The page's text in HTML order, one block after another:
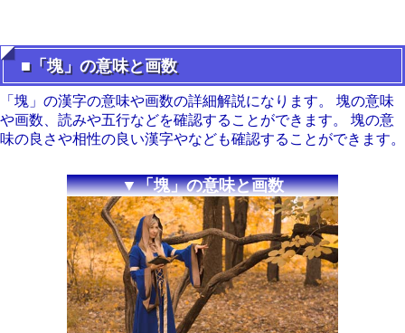
■「塊」の意味と画数
「塊」の漢字の意味や画数の詳細解説になります。 塊の意味
や画数、読みや五行などを確認することができます。 塊の意
味の良さや相性の良い漢字やなども確認することができます。
▼「塊」の意味と画数